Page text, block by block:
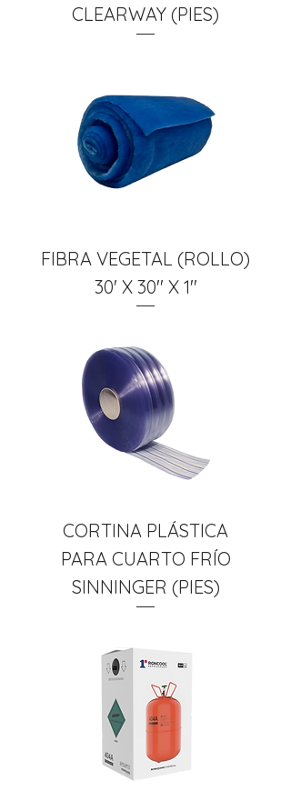
CLEARWAY (PIES)
FIBRA VEGETAL (ROLLO)
30' X 30'' X 1''
CORTINA PLÁSTICA
PARA CUARTO FRÍO
SINNINGER (PIES)